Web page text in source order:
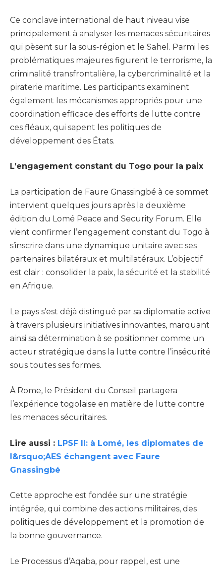
Ce conclave international de haut niveau vise
principalement à analyser les menaces sécuritaires
qui pèsent sur la sous-région et le Sahel. Parmi les
problématiques majeures figurent le terrorisme, la
criminalité transfrontalière, la cybercriminalité et la
piraterie maritime. Les participants examinent
également les mécanismes appropriés pour une
coordination efficace des efforts de lutte contre
ces fléaux, qui sapent les politiques de
développement des États.
L’engagement constant du Togo pour la paix
La participation de Faure Gnassingbé à ce sommet
intervient quelques jours après la deuxième
édition du Lomé Peace and Security Forum. Elle
vient confirmer l’engagement constant du Togo à
s’inscrire dans une dynamique unitaire avec ses
partenaires bilatéraux et multilatéraux. L’objectif
est clair : consolider la paix, la sécurité et la stabilité
en Afrique.
Le pays s’est déjà distingué par sa diplomatie active
à travers plusieurs initiatives innovantes, marquant
ainsi sa détermination à se positionner comme un
acteur stratégique dans la lutte contre l’insécurité
sous toutes ses formes.
À Rome, le Président du Conseil partagera
l’expérience togolaise en matière de lutte contre
les menaces sécuritaires.
Lire aussi : LPSF II: à Lomé, les diplomates de
l&rsquo;AES échangent avec Faure
Gnassingbé
Cette approche est fondée sur une stratégie
intégrée, qui combine des actions militaires, des
politiques de développement et la promotion de
la bonne gouvernance.
Le Processus d’Aqaba, pour rappel, est une